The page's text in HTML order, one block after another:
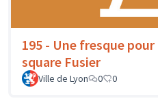
195 - Une fresque pour
square Fusier
Ville de Lyon
0 0